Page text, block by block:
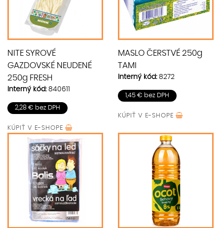
NITE SYROVÉ
GAZDOVSKÉ NEUDENÉ
250g FRESH
Interný kód:840611
2,28 € bez DPH
KÚPIŤ V E-SHOPE
MASLO ČERSTVÉ 250g
TAMI
Interný kód:8272
1,45 € bez DPH
KÚPIŤ V E-SHOPE